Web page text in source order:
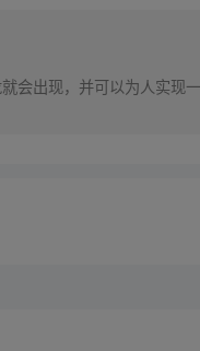
会出现，并可以为人实现